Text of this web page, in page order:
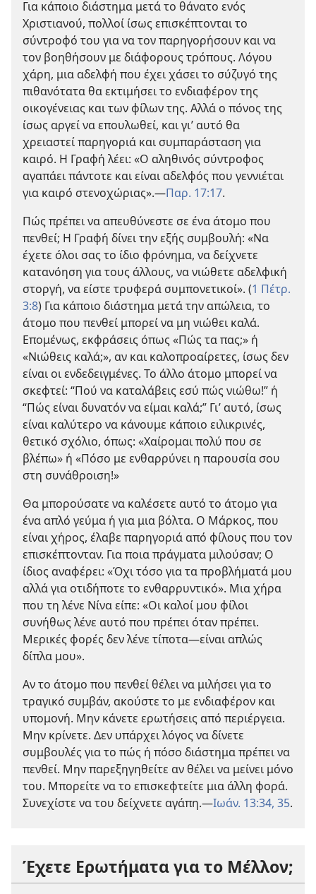
Για κάποιο διάστημα μετά το θάνατο ενός
Χριστιανού, πολλοί ίσως επισκέπτονται το
σύντροφό του για να τον παρηγορήσουν και να
τον βοηθήσουν με διάφορους τρόπους. Λόγου
χάρη, μια αδελφή που έχει χάσει το σύζυγό της
πιθανότατα θα εκτιμήσει το ενδιαφέρον της
οικογένειας και των φίλων της. Αλλά ο πόνος της
ίσως αργεί να επουλωθεί, και γι’ αυτό θα
χρειαστεί παρηγοριά και συμπαράσταση για
καιρό. Η Γραφή λέει: «Ο αληθινός σύντροφος
αγαπάει πάντοτε και είναι αδελφός που γεννιέται
για καιρό στενοχώριας».—Παρ. 17:17.
Πώς πρέπει να απευθύνεστε σε ένα άτομο που
πενθεί; Η Γραφή δίνει την εξής συμβουλή: «Να
έχετε όλοι σας το ίδιο φρόνημα, να δείχνετε
κατανόηση για τους άλλους, να νιώθετε αδελφική
στοργή, να είστε τρυφερά συμπονετικοί». (1 Πέτρ.
3:8) Για κάποιο διάστημα μετά την απώλεια, το
άτομο που πενθεί μπορεί να μη νιώθει καλά.
Επομένως, εκφράσεις όπως «Πώς τα πας;» ή
«Νιώθεις καλά;», αν και καλοπροαίρετες, ίσως δεν
είναι οι ενδεδειγμένες. Το άλλο άτομο μπορεί να
σκεφτεί: “Πού να καταλάβεις εσύ πώς νιώθω!” ή
“Πώς είναι δυνατόν να είμαι καλά;” Γι’ αυτό, ίσως
είναι καλύτερο να κάνουμε κάποιο ειλικρινές,
θετικό σχόλιο, όπως: «Χαίρομαι πολύ που σε
βλέπω» ή «Πόσο με ενθαρρύνει η παρουσία σου
στη συνάθροιση!»
Θα μπορούσατε να καλέσετε αυτό το άτομο για
ένα απλό γεύμα ή για μια βόλτα. Ο Μάρκος, που
είναι χήρος, έλαβε παρηγοριά από φίλους που τον
επισκέπτονταν. Για ποια πράγματα μιλούσαν; Ο
ίδιος αναφέρει: «Όχι τόσο για τα προβλήματά μου
αλλά για οτιδήποτε το ενθαρρυντικό». Μια χήρα
που τη λένε Νίνα είπε: «Οι καλοί μου φίλοι
συνήθως λένε αυτό που πρέπει όταν πρέπει.
Μερικές φορές δεν λένε τίποτα—είναι απλώς
δίπλα μου».
Αν το άτομο που πενθεί θέλει να μιλήσει για το
τραγικό συμβάν, ακούστε το με ενδιαφέρον και
υπομονή. Μην κάνετε ερωτήσεις από περιέργεια.
Μην κρίνετε. Δεν υπάρχει λόγος να δίνετε
συμβουλές για το πώς ή πόσο διάστημα πρέπει να
πενθεί. Μην παρεξηγηθείτε αν θέλει να μείνει μόνο
του. Μπορείτε να το επισκεφτείτε μια άλλη φορά.
Συνεχίστε να του δείχνετε αγάπη.—Ιωάν. 13:34, 35.
Έχετε Ερωτήματα για το Μέλλον;